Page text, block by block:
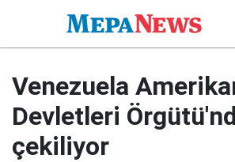
Venezuela
Devletleri
çekiliyor